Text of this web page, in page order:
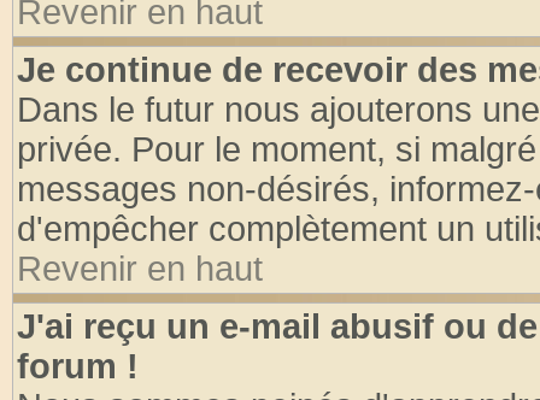
Revenir en haut
Je continue de recevoir des
Dans le futur nous ajouterons
privée. Pour le moment, si
messages non-désirés,
d'empêcher complètement un
Revenir en haut
J'ai reçu un e-mail abusif ou
forum !